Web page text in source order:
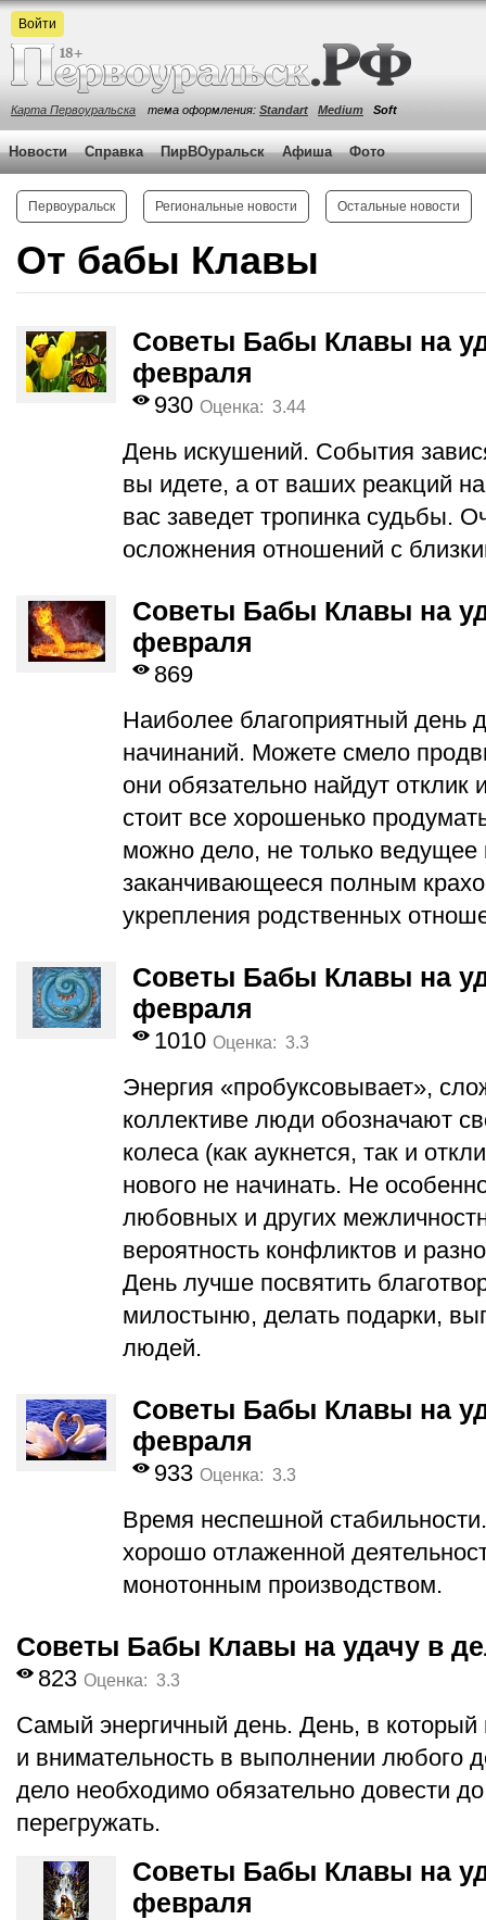
Войти
Карта Первоуральска тема оформления: Standart Medium Soft
Новости Справка ПирВОуральск Афиша Фото
Первоуральск Региональные новости Остальные новости
От бабы Клавы
Советы Бабы Клавы на
февраля
930 Оценка: 3.44
День искушений. События
вы идете, а от ваших реакций
вас заведет тропинка судьбы.
осложнения отношений с
Советы Бабы Клавы на
февраля
869
Наиболее благоприятный день
начинаний. Можете смело
они обязательно найдут
стоит все хорошенько
можно дело, не только ведущее
заканчивающееся полным
укрепления родственных
Советы Бабы Клавы на
февраля
1010 Оценка: 3.3
Энергия «пробуксовывает»,
коллективе люди обозначают
колеса (как аукнется, так и
нового не начинать. Не
любовных и других
вероятность конфликтов и
День лучше посвятить
милостыню, делать подарки,
людей.
Советы Бабы Клавы на
февраля
933 Оценка: 3.3
Время неспешной
хорошо отлаженной
монотонным производством.
Советы Бабы Клавы на удачу в
823 Оценка: 3.3
Самый энергичный день. День, в
и внимательность в выполнении любого
дело необходимо обязательно довести
перегружать.
Советы Бабы Клавы на
февраля